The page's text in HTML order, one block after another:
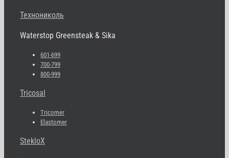
Технониколь
Waterstop Greensteak & Sika
601-699
700-799
800-999
Tricosal
Tricomer
Elastomer
StekloX